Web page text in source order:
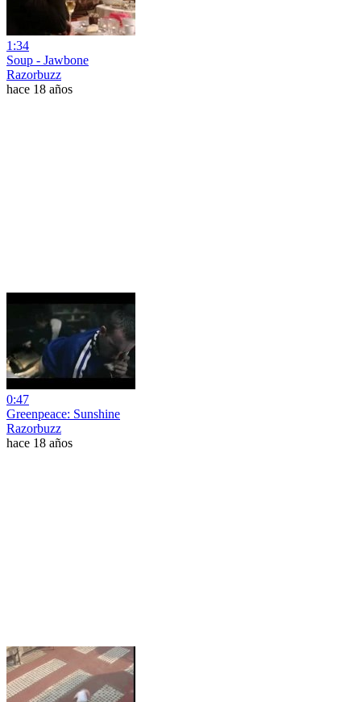
1:34
Soup - Jawbone
Razorbuzz
hace 18 años
0:47
Greenpeace: Sunshine
Razorbuzz
hace 18 años